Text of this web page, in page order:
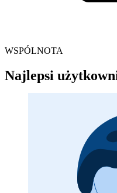
WSPÓLNOTA
Najlepsi